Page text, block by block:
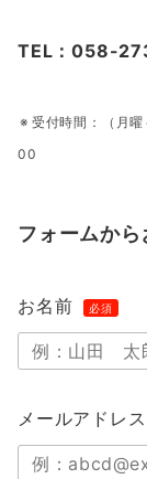
TEL：058-
受付時間：（月
00
フォームか
お名前 必須
メールアドレス